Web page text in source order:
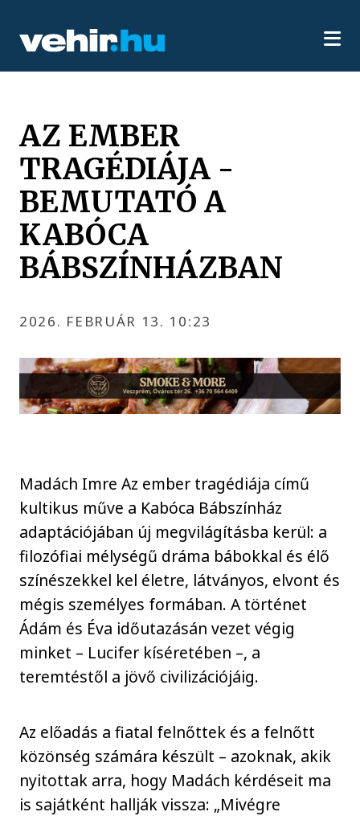
AZ EMBER
TRAGÉDIÁJA -
BEMUTATÓ A
KABÓCA
BÁBSZÍNHÁZBAN
2026. FEBRUÁR 13. 10:23
Madách Imre Az ember tragédiája című
kultikus műve a Kabóca Bábszínház
adaptációjában új megvilágításba kerül: a
filozófiai mélységű dráma bábokkal és élő
színészekkel kel életre, látványos, elvont és
mégis személyes formában. A történet
Ádám és Éva időutazásán vezet végig
minket – Lucifer kíséretében –, a
teremtéstől a jövő civilizációjáig.
Az előadás a fiatal felnőttek és a felnőtt
közönség számára készült – azoknak, akik
nyitottak arra, hogy Madách kérdéseit ma
is sajátként hallják vissza: „Mivégre